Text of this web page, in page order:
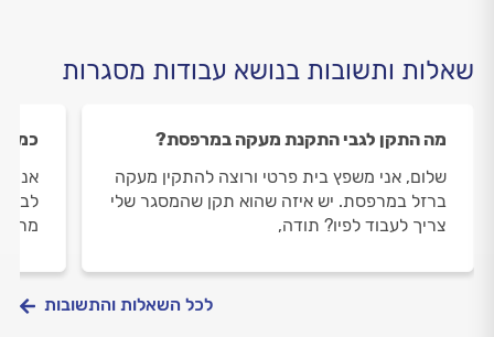
שאלות ותשובות בנושא עבודות מסגרות
מה התקן לגבי התקנת מעקה במרפסת?
שלום, אני משפץ בית פרטי ורוצה להתקין מעקה
ברזל במרפסת. יש איזה שהוא תקן שהמסגר שלי
צריך לעבוד לפיו? תודה,
כמה
אני
לכל השאלות והתשובות